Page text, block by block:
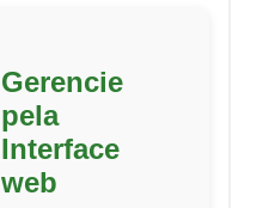
Gerencie
pela
Interface
web